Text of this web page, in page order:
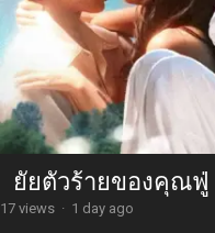
ยัยตัวร้ายของคุณฟู่
17 views · 1 day ago